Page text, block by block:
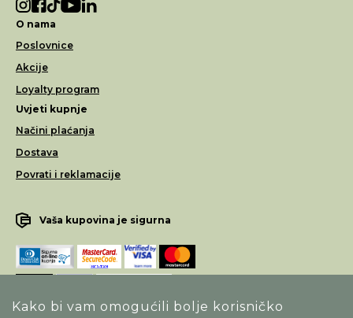
Kako bi vam omogućili bolje korisničko
O nama
Poslovnice
Akcije
Loyalty program
Uvjeti kupnje
Načini plaćanja
Dostava
Povrati i reklamacije
Vaša kupovina je sigurna